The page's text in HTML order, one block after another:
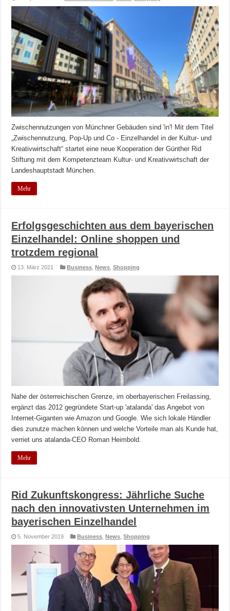
Zwischennutzungen von Münchner Gebäuden sind 'in'! Mit dem Titel
„Zwischennutzung, Pop-Up und Co - Einzelhandel in der Kultur- und
Kreativwirtschaft“ startet eine neue Kooperation der Günther Rid
Stiftung mit dem Kompetenzteam Kultur- und Kreativwirtschaft der
Landeshauptstadt München.
Mehr
Erfolgsgeschichten aus dem bayerischen
Einzelhandel: Online shoppen und
trotzdem regional
13. März 2021 Business ,News ,Shopping
Nahe der österreichischen Grenze, im oberbayerischen Freilassing,
ergänzt das 2012 gegründete Start-up 'atalanda' das Angebot von
Internet-Giganten wie Amazon und Google. Wie sich lokale Händler
dies zunutze machen können und welche Vorteile man als Kunde hat,
verriet uns atalanda-CEO Roman Heimbold.
Mehr
Rid Zukunftskongress: Jährliche Suche
nach den innovativsten Unternehmen im
bayerischen Einzelhandel
5. November 2019 Business ,News ,Shopping